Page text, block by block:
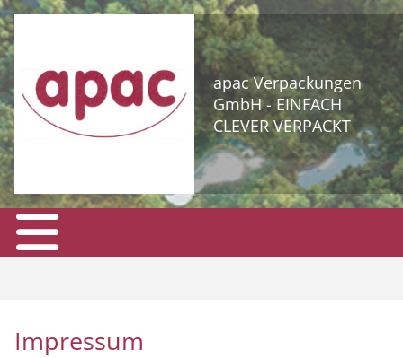
apac Verpackungen
GmbH - EINFACH
CLEVER VERPACKT
Impressum